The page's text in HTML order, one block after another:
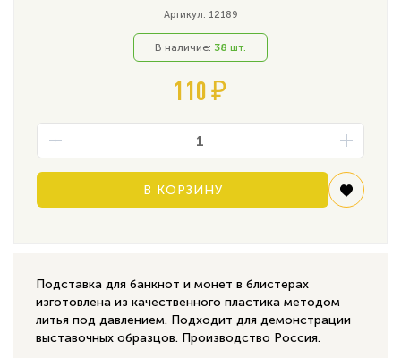
Артикул: 12189
В наличие: 38 шт.
110 ₽
В КОРЗИНУ
Подставка для банкнот и монет в блистерах
изготовлена из качественного пластика методом
литья под давлением. Подходит для демонстрации
выставочных образцов. Производство Россия.